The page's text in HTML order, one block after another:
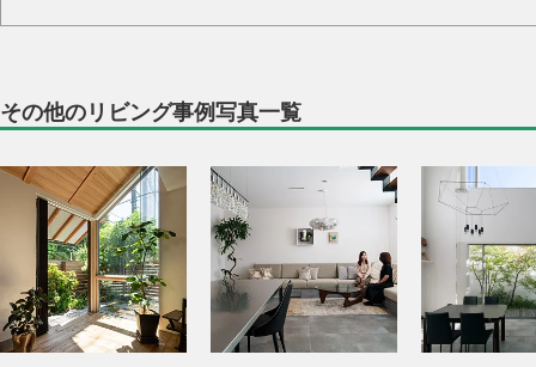
その他のリビング事例写真一覧